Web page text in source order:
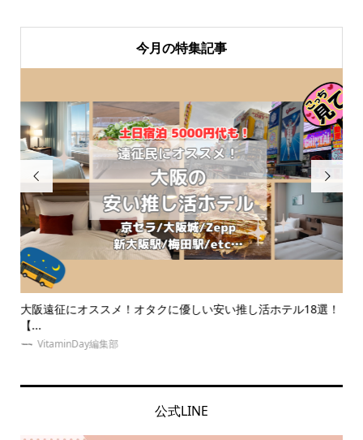
今月の特集記事

大阪遠征にオススメ！オタクに優しい安い推し活ホテル18選！
【...
VitaminDay編集部

公式LINE